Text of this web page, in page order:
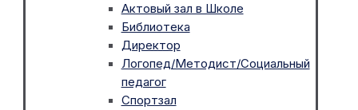
Актовый зал в Школе
Библиотека
Директор
Логопед/Методист/Социальный
педагог
Спортзал